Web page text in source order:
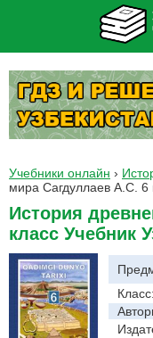
Учебники онлайн ›
мира Сагдуллаев А.С. 6
История
класс Учебник
Класс: